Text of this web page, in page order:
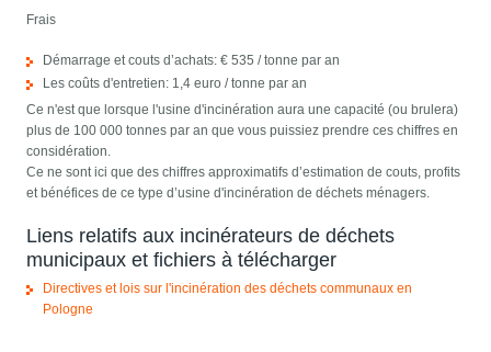
Frais
Démarrage et couts d’achats: € 535 / tonne par an
Les coûts d'entretien: 1,4 euro / tonne par an
Ce n'est que lorsque l'usine d'incinération aura une capacité (ou brulera)
plus de 100 000 tonnes par an que vous puissiez prendre ces chiffres en
considération.
Ce ne sont ici que des chiffres approximatifs d’estimation de couts, profits
et bénéfices de ce type d’usine d'incinération de déchets ménagers.
Liens relatifs aux incinérateurs de déchets
municipaux et fichiers à télécharger
Directives et lois sur l'incinération des déchets communaux en
Pologne